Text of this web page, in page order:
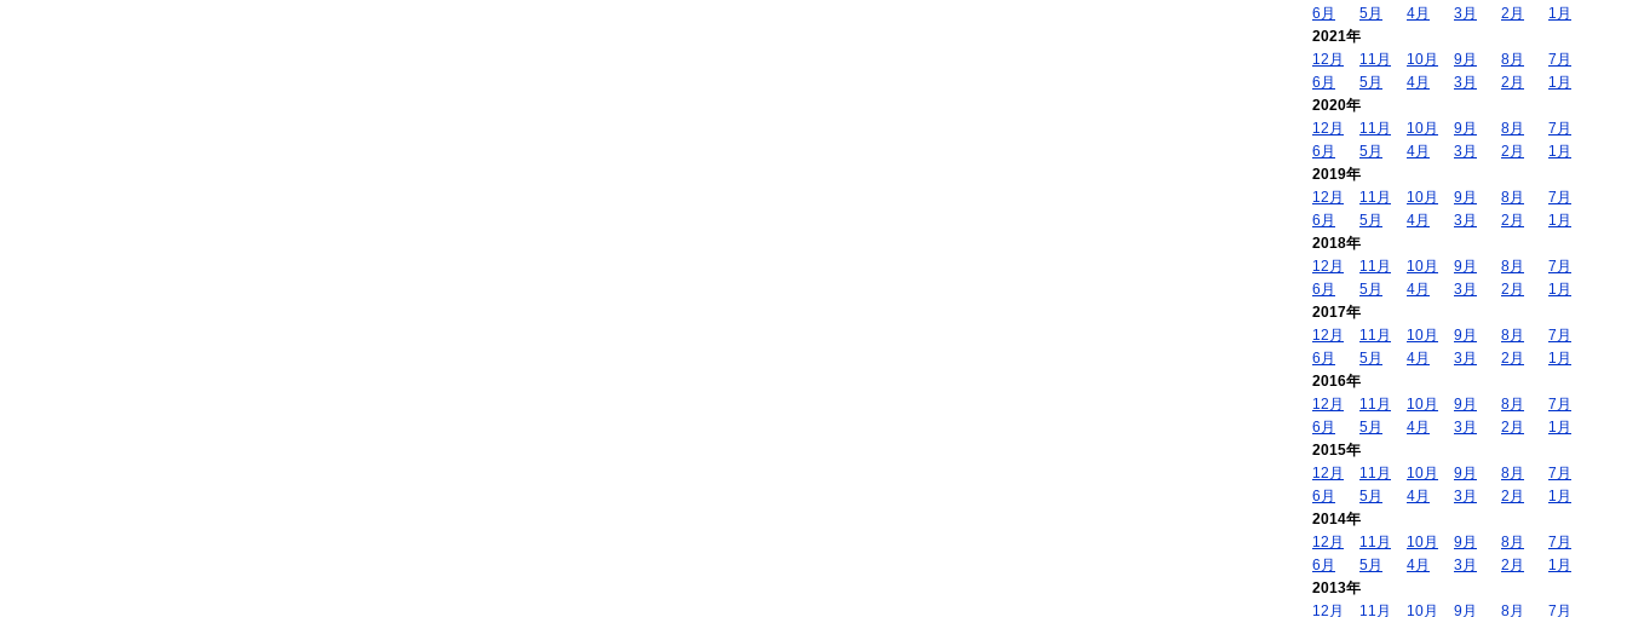
6月
5月 4月 3月 2月
1月
2021年
12月
11月 10月 9月 8月
7月
6月
5月 4月 3月 2月
1月
2020年
12月
11月 10月 9月 8月
7月
6月
5月 4月 3月 2月
1月
2019年
12月
11月 10月 9月 8月
7月
6月
5月 4月 3月 2月
1月
2018年
12月
11月 10月 9月 8月
7月
6月
5月 4月 3月 2月
1月
2017年
12月
11月 10月 9月 8月
7月
6月
5月 4月 3月 2月
1月
2016年
12月
11月 10月 9月 8月
7月
6月
5月 4月 3月 2月
1月
2015年
12月
11月 10月 9月 8月
7月
6月
5月 4月 3月 2月
1月
2014年
12月
11月 10月 9月 8月
7月
6月
5月 4月 3月 2月
1月
2013年
12月
11月 10月 9月 8月 7月